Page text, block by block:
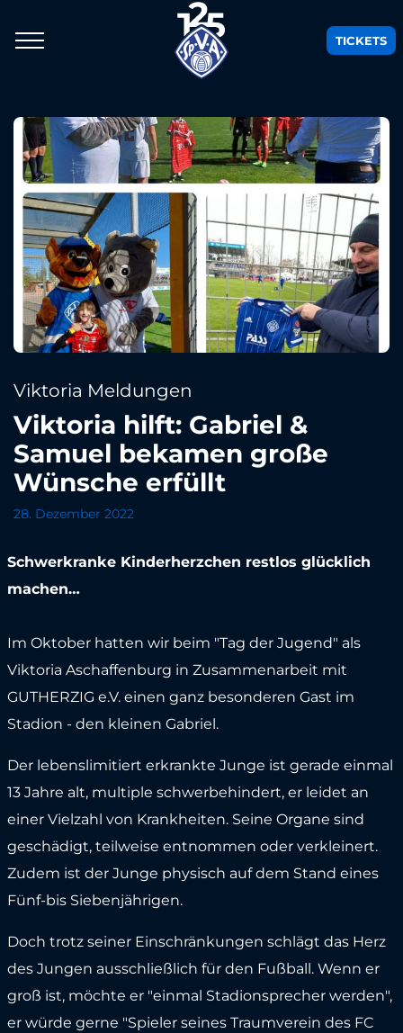
TICKETS
Viktoria Meldungen
Viktoria hilft: Gabriel &
Samuel bekamen große
Wünsche erfüllt
28. Dezember 2022
Schwerkranke Kinderherzchen restlos glücklich
machen…
Im Oktober hatten wir beim "Tag der Jugend" als
Viktoria Aschaffenburg in Zusammenarbeit mit
GUTHERZIG e.V. einen ganz besonderen Gast im
Stadion - den kleinen Gabriel.
Der lebenslimitiert erkrankte Junge ist gerade einmal
13 Jahre alt, multiple schwerbehindert, er leidet an
einer Vielzahl von Krankheiten. Seine Organe sind
geschädigt, teilweise entnommen oder verkleinert.
Zudem ist der Junge physisch auf dem Stand eines
Fünf-bis Siebenjährigen.
Doch trotz seiner Einschränkungen schlägt das Herz
des Jungen ausschließlich für den Fußball. Wenn er
groß ist, möchte er "einmal Stadionsprecher werden",
er würde gerne "Spieler seines Traumverein des FC